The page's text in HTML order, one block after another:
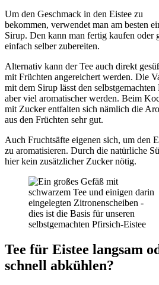
Um den Geschmack in den Eistee zu
bekommen, verwendet man am besten
Sirup. Den kann man fertig kaufen oder
einfach selber zubereiten.
Alternativ kann der Tee auch direkt
mit Früchten angereichert werden. Die
mit dem Sirup lässt den selbstgemachten
aber viel aromatischer werden. Beim
mit Zucker entfalten sich nämlich die
aus den Früchten sehr gut.
Auch Fruchtsäfte eigenen sich, um den
zu aromatisieren. Durch die natürliche
hier kein zusätzlicher Zucker nötig.
Tee für Eistee langsam
schnell abkühlen?